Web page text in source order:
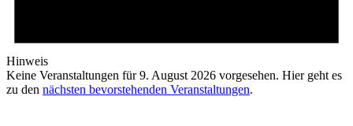
Hinweis
Keine Veranstaltungen für 9. August 2026 vorgesehen. Hier geht es
zu den nächsten bevorstehenden Veranstaltungen.